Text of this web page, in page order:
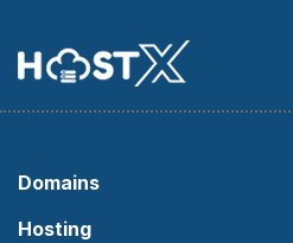
Domains
Hosting